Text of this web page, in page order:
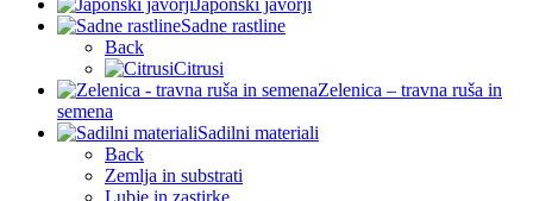
Japonski javorji
Sadne rastline
Back
Citrusi
Zelenica – travna ruša in
semena
Sadilni materiali
Back
Zemlja in substrati